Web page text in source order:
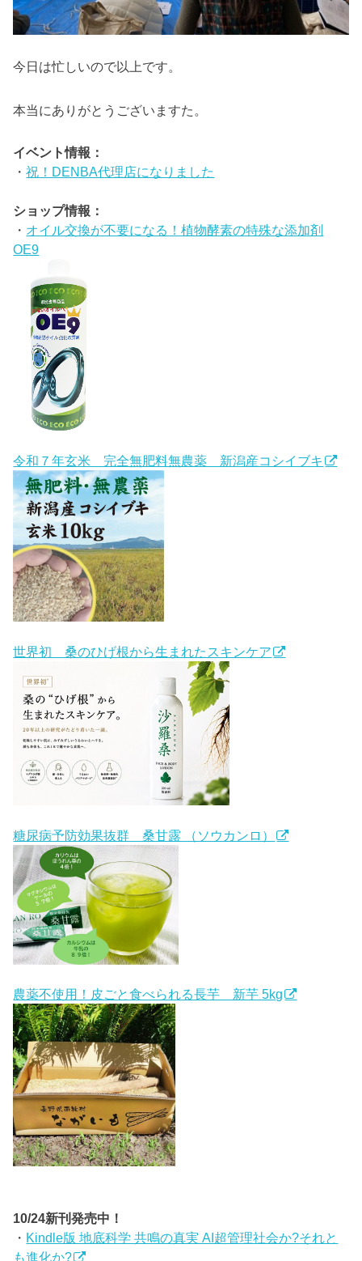
今日は忙しいので以上です。
本当にありがとうございますた。
イベント情報：
・祝！DENBA代理店になりました
ショップ情報：
・ オイル交換が不要になる！植物酵素の特殊な添加剤
OE9
令和７年玄米 完全無肥料無農薬 新潟産コシイブキ
世界初 桑のひげ根から生まれたスキンケア
糖尿病予防効果抜群 桑甘露 （ソウカンロ）
農薬不使用！皮ごと食べられる長芋 新芋 5kg
10/24新刊発売中！
・ Kindle版 地底科学 共鳴の真実 AI超管理社会か?それと
も進化か?